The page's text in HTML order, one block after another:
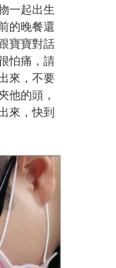
一起出生
的晚餐還
寶寶對話
怕痛，請
來，不要
他的頭，
來，快到